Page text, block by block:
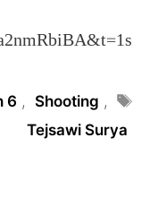
Tags
6 , Shooting ,
Tejsawi Surya